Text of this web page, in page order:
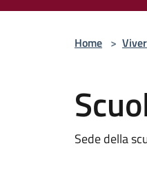
Home >
Sede della